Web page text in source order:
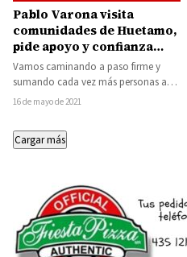
Pablo Varona visita
comunidades de Huetamo,
pide apoyo y confianza
para que los proyectos se
harán realidad
Vamos caminando a paso firme y
sumando cada vez más personas a
nuestro proyecto, y eso nos
16 de mayo de 2021
Cargar más